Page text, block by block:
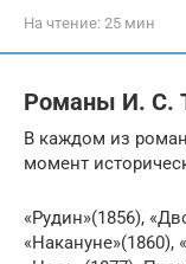
На чтение: 25 мин
Романы И. С.
В каждом из
момент
«Рудин»(1856),